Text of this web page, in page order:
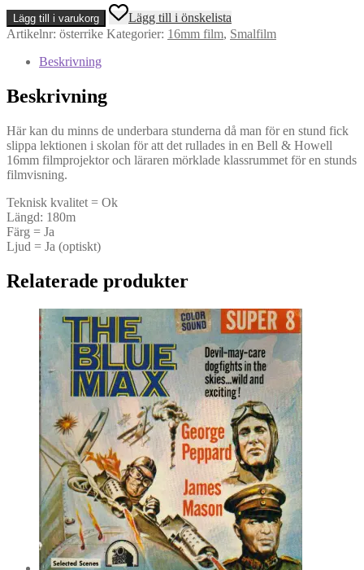
Skolfilm
-
Österrike
(16mm,
mängd
Lägg till i varukorg
Lägg till i önskelista
Artikelnr: österrike Kategorier: 16mm film, Smalfilm
Beskrivning
Beskrivning
Här kan du minns de underbara stunderna då man för en stund fick
slippa lektionen i skolan för att det rullades in en Bell & Howell
16mm filmprojektor och läraren mörklade klassrummet för en stunds
filmvisning.
Teknisk kvalitet = Ok
Längd: 180m
Färg = Ja
Ljud = Ja (optiskt)
Relaterade produkter